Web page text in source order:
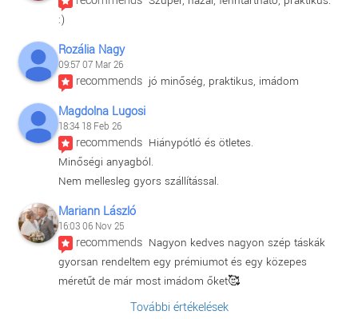
:)
Rozália Nagy
09:57 07 Mar 26
recommends jó minőség, praktikus, imádom
Magdolna Lugosi
18:34 18 Feb 26
recommends Hiánypótló és ötletes.
Minőségi anyagból.
Nem mellesleg gyors szállítással.
Mariann László
16:03 06 Nov 25
recommends Nagyon kedves nagyon szép táskák
gyorsan rendeltem egy prémiumot és egy közepes
méretűt de már most imádom őket🥰
További értékelések